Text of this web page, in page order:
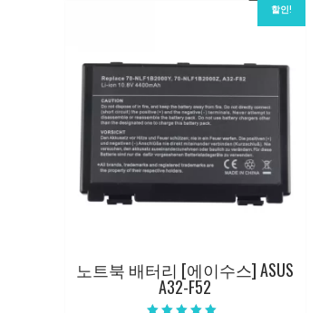
할인!
노트북 배터리 [에이수스] ASUS
A32-F52